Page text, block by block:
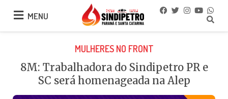
MENU
MENU
MULHERES NO FRONT
8M: Trabalhadora do Sindipetro PR e
SC será homenageada na Alep